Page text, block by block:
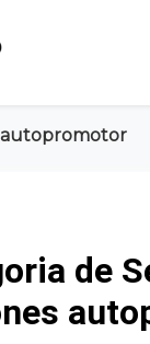
autopromotor
de